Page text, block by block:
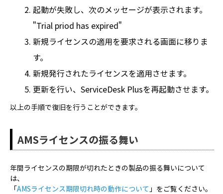
起動が失敗し、次のメッセージが表示されます。
"Trial priod has expired"
新規ライセンスの適用を要求される画面に移りま
す。
新規発行されたライセンスを適用させます。
更新を行い、ServiceDesk Plusを再起動させます。
以上の手順で復旧を行うことができます。
AMSライセンスの振る舞い
年間ライセンスの期限が切れたときの製品の振る舞いについて
は、
「AMSライセンス期限切れ時の動作について 」をご覧ください。